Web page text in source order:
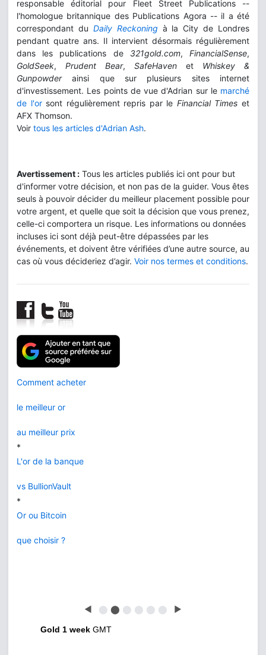
responsable éditorial pour Fleet Street Publications --
l'homologue britannique des Publications Agora -- il a été
correspondant du Daily Reckoning à la City de Londres
pendant quatre ans. Il intervient désormais régulièrement
dans les publications de 321gold.com,FinancialSense,
GoldSeek, Prudent Bear, SafeHaven et Whiskey &
Gunpowderainsi que sur plusieurs sites internet
d'investissement. Les points de vue d'Adrian sur le marché
de l'orsont régulièrement repris par le Financial Times et
AFX Thomson.
Voir tous les articles d'Adrian Ash.
Avertissement : Tous les articles publiés ici ont pour but
d'informer votre décision, et non pas de la guider. Vous êtes
seuls à pouvoir décider du meilleur placement possible pour
votre argent, et quelle que soit la décision que vous prenez,
celle-ci comportera un risque. Les informations ou données
incluses ici sont déjà peut-être dépassées par les
événements, et doivent être vérifiées d’une autre source, au
cas où vous décideriez d’agir. Voir nos termes et conditions.
Comment acheter
le meilleur or
au meilleur prix
*
L'or de la banque
vs BullionVault
*
Or ou Bitcoin
que choisir ?
◀ ⬤ ⬤ ⬤ ⬤ ⬤ ⬤ ▶
Gold 1 week GMT